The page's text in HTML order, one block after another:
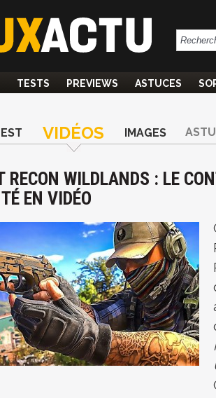
TESTS PREVIEWS ASTUCES
VIDÉOS IMAGES
RECON WILDLANDS : LE
EN VIDÉO